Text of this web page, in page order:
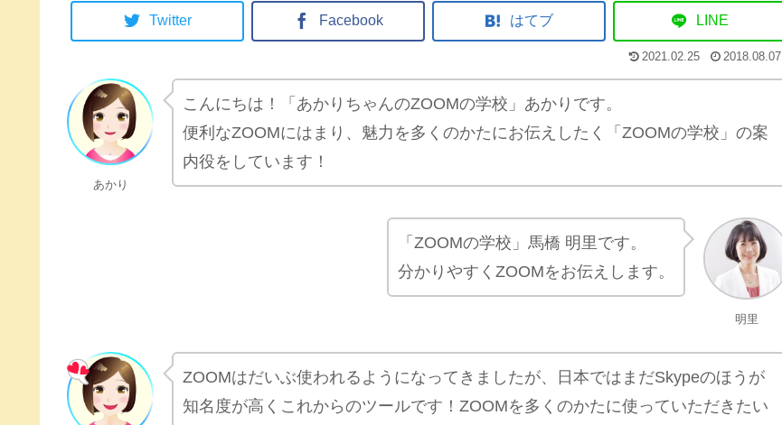
Twitter Facebook はてブ LINE
2021.02.25 2018.08.07
あかり
こんにちは！「あかりちゃんのZOOMの学校」あかりです。
便利なZOOMにはまり、魅力を多くのかたにお伝えしたく「ZOOMの学校」の案
内役をしています！
明里
「ZOOMの学校」馬橋 明里です。
分かりやすくZOOMをお伝えします。
ZOOMはだいぶ使われるようになってきましたが、日本ではまだSkypeのほうが
知名度が高くこれからのツールです！ZOOMを多くのかたに使っていただきたい